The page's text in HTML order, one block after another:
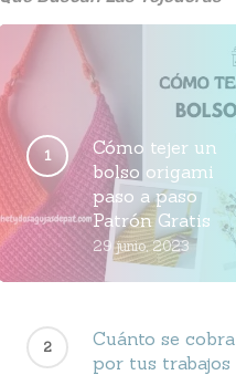
Cómo tejer un
bolso origami
paso a paso
Patrón Gratis
29 junio, 2023
Cuánto se cobra
por tus trabajos